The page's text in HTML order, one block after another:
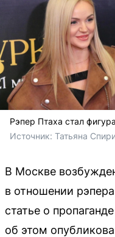
Рэпер Птаха стал
Источник: Татьяна
В Москве
в отношении
статье о
об этом